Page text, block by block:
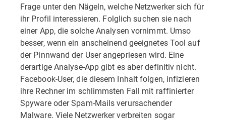
Frage unter den Nägeln, welche Netzwerker sich für
ihr Profil interessieren. Folglich suchen sie nach
einer App, die solche Analysen vornimmt. Umso
besser, wenn ein anscheinend geeignetes Tool auf
der Pinnwand der User angepriesen wird. Eine
derartige Analyse-App gibt es aber definitiv nicht.
Facebook-User, die diesem Inhalt folgen, infizieren
ihre Rechner im schlimmsten Fall mit raffinierter
Spyware oder Spam-Mails verursachender
Malware. Viele Netzwerker verbreiten sogar